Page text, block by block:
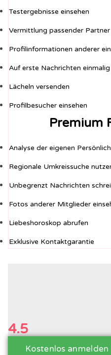
Testergebnisse einsehen
Vermittlung passender Partner
Profilinformationen anderer
Auf erste Nachrichten
Lächeln versenden
Profilbesucher einsehen
Premium
Analyse der eigenen
Regionale Umkreissuche
Unbegrenzt Nachrichten
Fotos anderer Mitglieder
Liebeshoroskop abrufen
Exklusive Kontaktgarantie
4.5
Kostenlos anmelden